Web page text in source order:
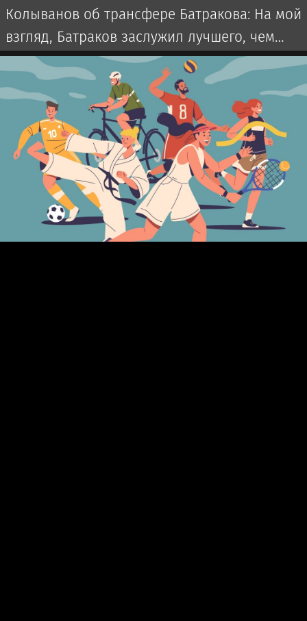
Колыванов об трансфере Батракова: На мой
взгляд, Батраков заслужил лучшего, чем
чемпионат Турции